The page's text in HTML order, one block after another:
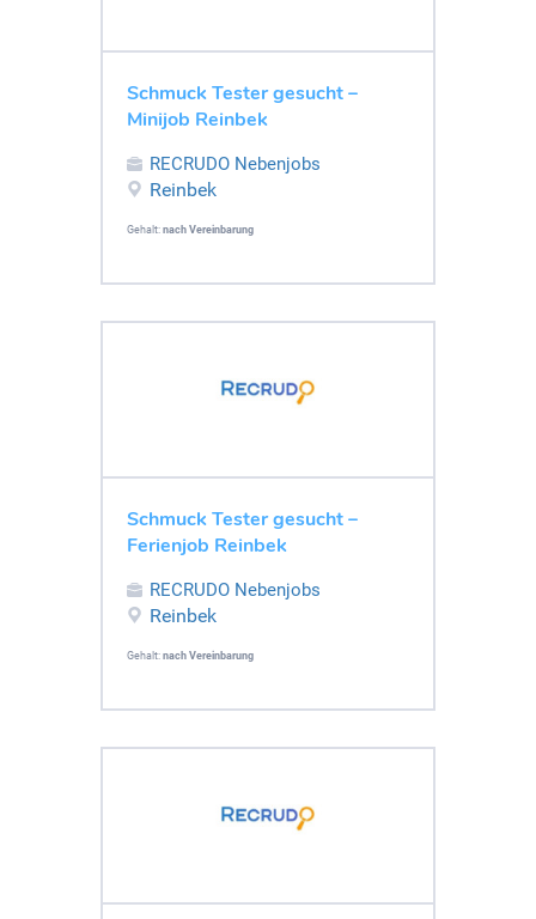
Schmuck Tester gesucht –
Minijob Reinbek
RECRUDO Nebenjobs
Reinbek
Gehalt: nach Vereinbarung
Schmuck Tester gesucht –
Ferienjob Reinbek
RECRUDO Nebenjobs
Reinbek
Gehalt: nach Vereinbarung